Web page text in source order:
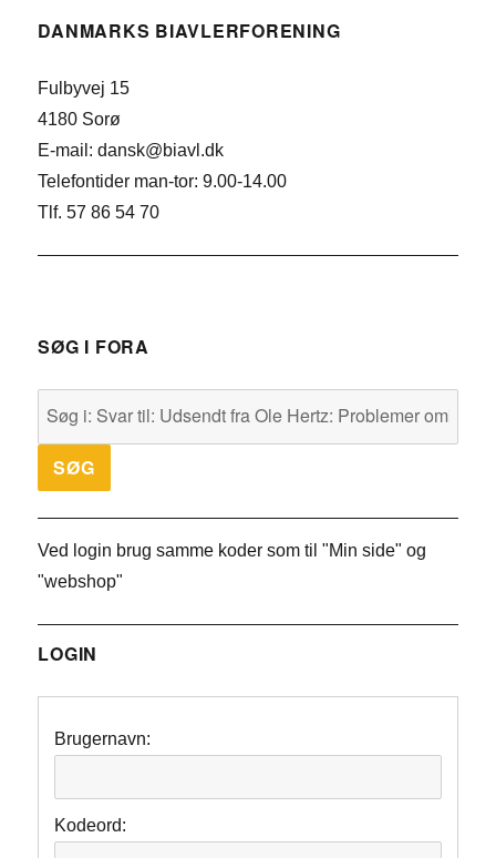
DANMARKS BIAVLERFORENING
Fulbyvej 15
4180 Sorø
E-mail: dansk@biavl.dk
Telefontider man-tor: 9.00-14.00
Tlf. 57 86 54 70
SØG I FORA
Ved login brug samme koder som til "Min side" og
"webshop"
LOGIN
Brugernavn:
Kodeord: